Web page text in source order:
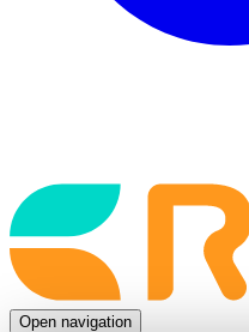
Back
to
frontpage
Open navigation